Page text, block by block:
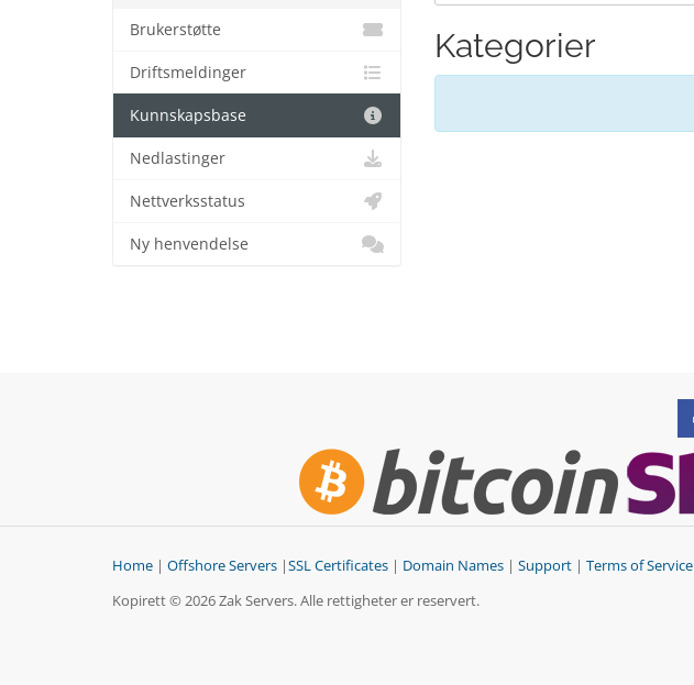
Kategorier
Brukerstøtte
Driftsmeldinger
Kunnskapsbase
Nedlastinger
Nettverksstatus
Ny henvendelse
Home | Offshore Servers |SSL Certificates | Domain Names | Support | Terms of Service
Kopirett © 2026 Zak Servers. Alle rettigheter er reservert.